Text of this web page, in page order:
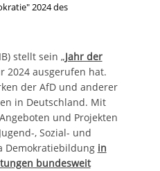
2024 des
stellt sein „Jahr der
2024 ausgerufen hat.
der AfD und anderer
in Deutschland. Mit
und Projekten
, Sozial- und
Demokratiebildung in
bundesweit